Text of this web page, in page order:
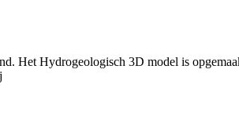
Het Hydrogeologisch 3D model is